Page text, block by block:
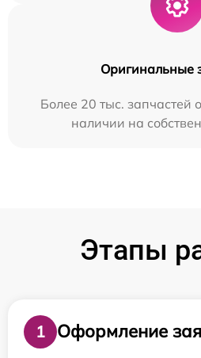
Оригинальные
Более 20 тыс. запчастей
наличии на
Этапы
1
Оформление